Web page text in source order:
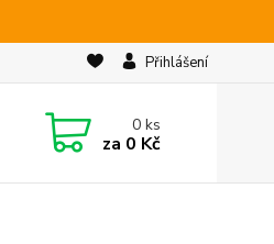
Přihlášení
0ks
za 0 Kč